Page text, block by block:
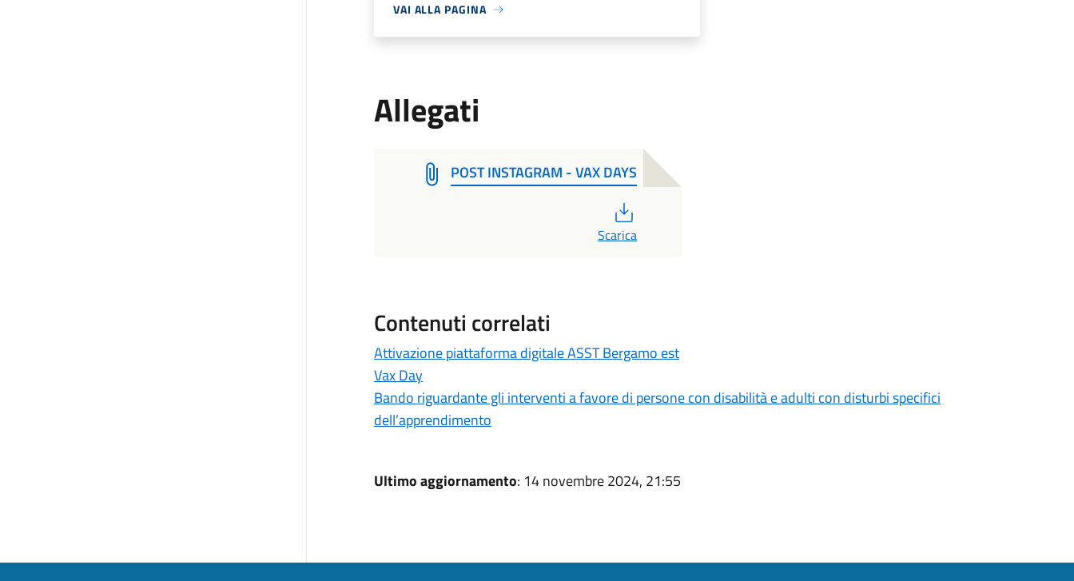
VAI ALLA PAGINA
Allegati
POST INSTAGRAM - VAX DAYS
Scarica
Contenuti correlati
Attivazione piattaforma digitale ASST Bergamo est
Vax Day
Bando riguardante gli interventi a favore di persone con disabilità e adulti con disturbi specifici
dell’apprendimento
Ultimo aggiornamento: 14 novembre 2024, 21:55